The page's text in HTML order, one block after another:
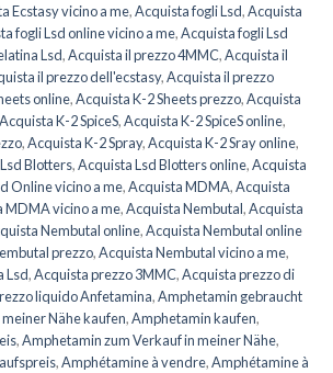
Ecstasy vicino a me,Acquista fogli Lsd,Acquista
fogli Lsd online vicino a me,Acquista fogli Lsd
Lsd,Acquista il prezzo 4MMC,Acquista il
il prezzo dell'ecstasy,Acquista il prezzo
online,Acquista K-2 Sheets prezzo,Acquista
Acquista K-2 SpiceS,Acquista K-2 SpiceS online,
,Acquista K-2 Spray,Acquista K-2 Sray online,
Blotters,Acquista Lsd Blotters online,Acquista
Online vicino a me,Acquista MDMA,Acquista
MDMA vicino a me,Acquista Nembutal,Acquista
Nembutal online,Acquista Nembutal online
prezzo,Acquista Nembutal vicino a me,
Lsd,Acquista prezzo 3MMC,Acquista prezzo di
liquido Anfetamina,Amphetamin gebraucht
Nähe kaufen,Amphetamin kaufen,
,Amphetamin zum Verkauf in meiner Nähe,
,Amphétamine à vendre,Amphétamine à